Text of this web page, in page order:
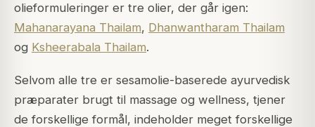
olieformuleringer er tre olier, der går igen:
Mahanarayana Thailam, Dhanwantharam Thailam
og Ksheerabala Thailam.
Selvom alle tre er sesamolie-baserede ayurvedisk
præparater brugt til massage og wellness, tjener
de forskellige formål, indeholder meget forskellige